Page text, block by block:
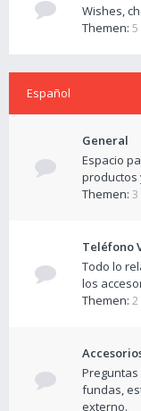
Wishes,
Themen: 5
Español
General
Espacio
productos
Themen: 3
Teléfono
Todo lo
los
Themen: 2
fundas,
externo.